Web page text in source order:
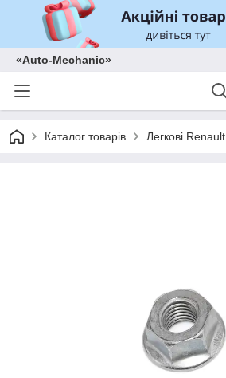
«Auto-Mechanic»
Каталог товарів Легкові Renault